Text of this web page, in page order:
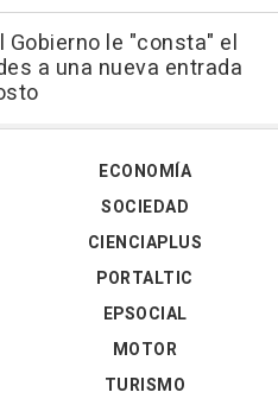
Gobierno le "consta" el
a una nueva entrada
ECONOMÍA
SOCIEDAD
CIENCIAPLUS
PORTALTIC
EPSOCIAL
MOTOR
TURISMO